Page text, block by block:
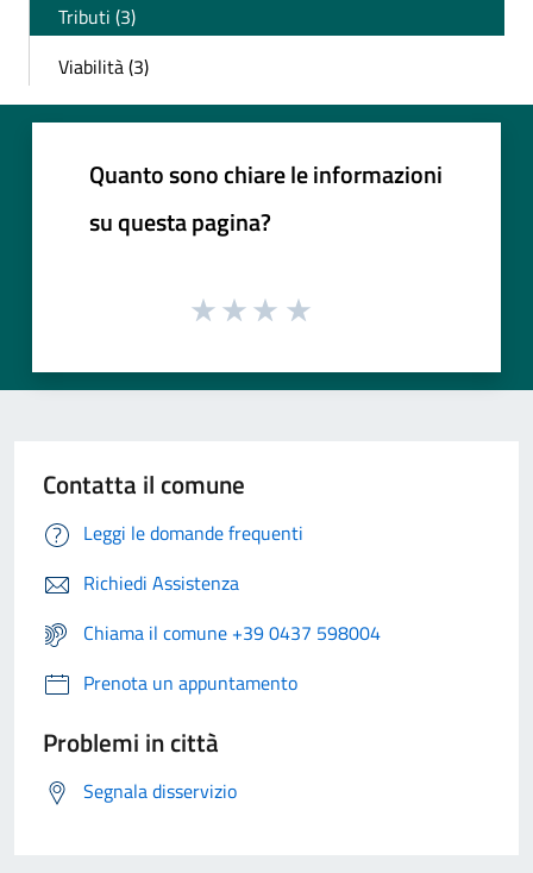
Tributi (3)
Viabilità (3)
Quanto sono chiare le informazioni
su questa pagina?
Contatta il comune
Leggi le domande frequenti
Richiedi Assistenza
Chiama il comune +39 0437 598004
Prenota un appuntamento
Problemi in città
Segnala disservizio